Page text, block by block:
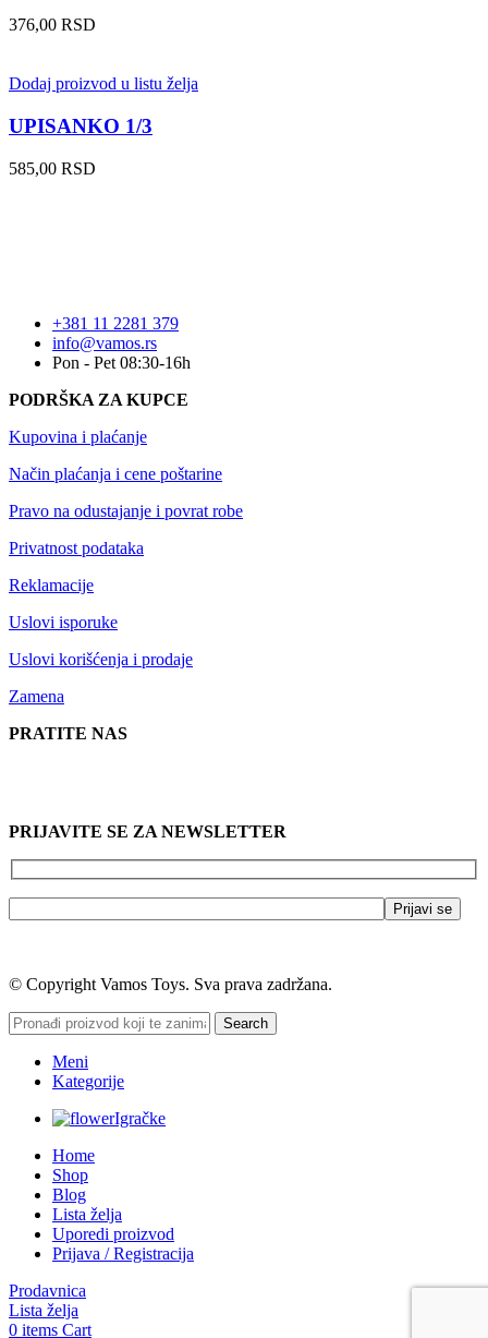
376,00 RSD
Dodaj proizvod u listu želja
UPISANKO 1/3
585,00 RSD
+381 11 2281 379
info@vamos.rs
Pon - Pet 08:30-16h
PODRŠKA ZA KUPCE
Kupovina i plaćanje
Način plaćanja i cene poštarine
Pravo na odustajanje i povrat robe
Privatnost podataka
Reklamacije
Uslovi isporuke
Uslovi korišćenja i prodaje
Zamena
PRATITE NAS
PRIJAVITE SE ZA NEWSLETTER
© Copyright Vamos Toys. Sva prava zadržana.
Search
Meni
Kategorije
Igračke
Home
Shop
Blog
Lista želja
Uporedi proizvod
Prijava / Registracija
Prodavnica
Lista želja
0 items Cart